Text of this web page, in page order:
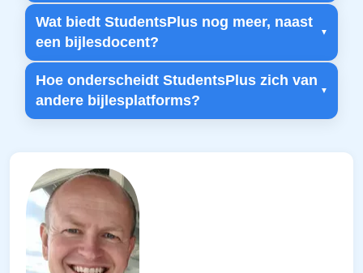
Wat biedt StudentsPlus nog meer, naast
een bijlesdocent?
Hoe onderscheidt StudentsPlus zich van
andere bijlesplatforms?